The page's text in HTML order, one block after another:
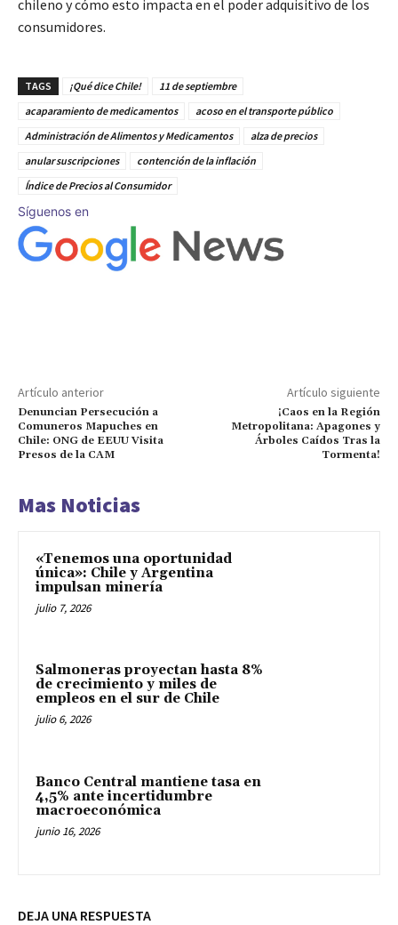
chileno y cómo esto impacta en el poder adquisitivo de los
consumidores.
TAGS ¡Qué dice Chile!
11 de septiembre
acaparamiento de medicamentos
acoso en el transporte público
Administración de Alimentos y Medicamentos
alza de precios
anular suscripciones
contención de la inflación
Índice de Precios al Consumidor
Síguenos en
Artículo anterior
Denuncian Persecución a
Comuneros Mapuches en
Chile: ONG de EEUU Visita
Presos de la CAM
Artículo siguiente
¡Caos en la Región
Metropolitana: Apagones y
Árboles Caídos Tras la
Tormenta!
Mas Noticias
«Tenemos una oportunidad
única»: Chile y Argentina
impulsan minería
julio 7, 2026
Salmoneras proyectan hasta 8%
de crecimiento y miles de
empleos en el sur de Chile
julio 6, 2026
Banco Central mantiene tasa en
4,5% ante incertidumbre
macroeconómica
junio 16, 2026
DEJA UNA RESPUESTA